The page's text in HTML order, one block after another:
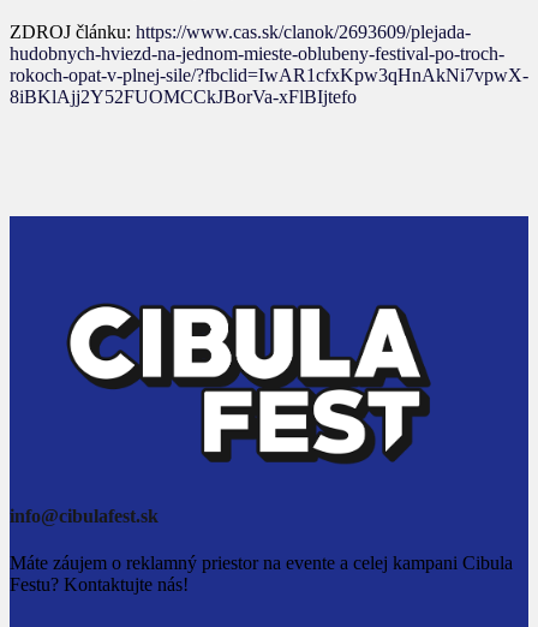
ZDROJ článku: https://www.cas.sk/clanok/2693609/plejada-
hudobnych-hviezd-na-jednom-mieste-oblubeny-festival-po-troch-
rokoch-opat-v-plnej-sile/?fbclid=IwAR1cfxKpw3qHnAkNi7vpwX-
8iBKlAjj2Y52FUOMCCkJBorVa-xFlBIjtefo
info@cibulafest.sk
Máte záujem o reklamný priestor na evente a celej kampani Cibula
Festu? Kontaktujte nás!